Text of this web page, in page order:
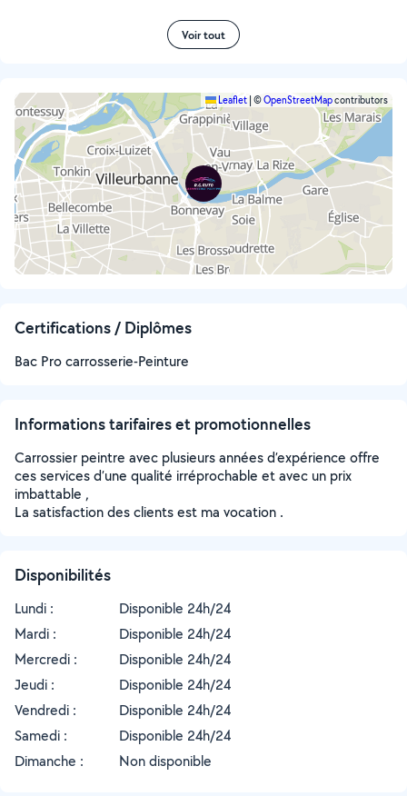
Voir tout
Leaflet ©OpenStreetMapcontributors
Certifications / Diplômes
Bac Pro carrosserie-Peinture
Informations tarifaires et promotionnelles
Carrossier peintre avec plusieurs années d’expérience offre
ces services d’une qualité irréprochable et avec un prix
imbattable ,
La satisfaction des clients est ma vocation .
Disponibilités
Lundi :
Disponible 24h/24
Mardi :
Disponible 24h/24
Mercredi :
Disponible 24h/24
Jeudi :
Disponible 24h/24
Vendredi :
Disponible 24h/24
Samedi :
Disponible 24h/24
Dimanche :
Non disponible